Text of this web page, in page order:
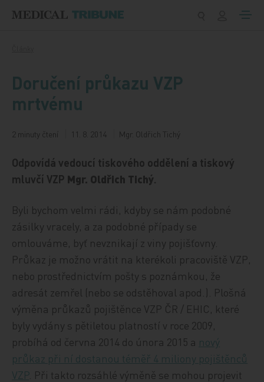
Doručení průkazu VZP
mrtvému
2 minuty čtení 11. 8. 2014 Mgr. Oldřich Tichý
Odpovídá vedoucí tiskového oddělení a tiskový
mluvčí VZP Mgr. Oldřich Tichý.
Byli bychom velmi rádi, kdyby se nám podobné
zásilky vracely, a za podobné případy se
omlouváme, byť nevznikají z viny pojišťovny.
Průkaz je možno vrátit na kterékoli pracoviště VZP,
nebo prostřednictvím pošty s poznámkou, že
adresát zemřel (nebo se odstěhoval apod.). Plošná
výměna průkazů pojištěnce VZP ČR / EHIC, které
byly vydány s pětiletou platností v roce 2009,
probíhá od června 2014 do února 2015 a nový
průkaz při ní dostanou téměř 4 miliony pojištěnců
VZP. Při takto rozsáhlé výměně se mohou projevit